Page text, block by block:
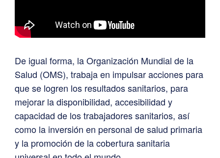
De igual forma, la Organización Mundial de la
Salud (OMS), trabaja en impulsar acciones para
que se logren los resultados sanitarios, para
mejorar la disponibilidad, accesibilidad y
capacidad de los trabajadores sanitarios, así
como la inversión en personal de salud primaria
y la promoción de la cobertura sanitaria